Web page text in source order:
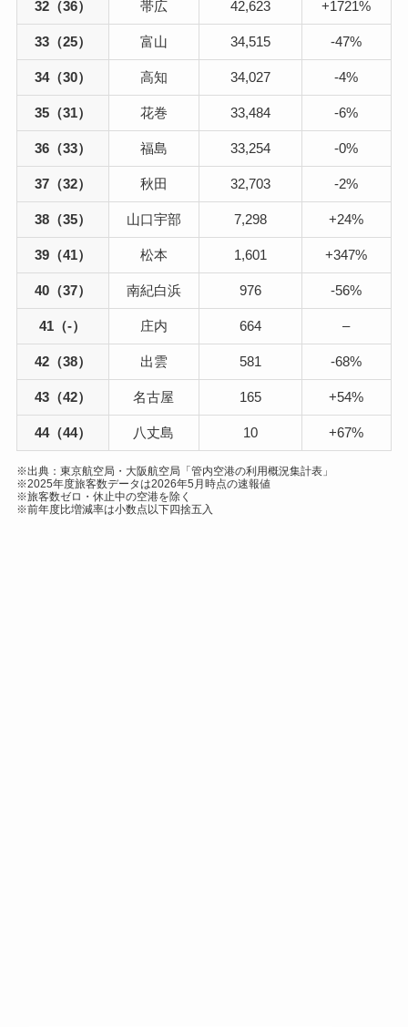
32（36） 帯広 42,623 +1721%
33（25） 富山 34,515 -47%
34（30） 高知 34,027 -4%
35（31） 花巻 33,484 -6%
36（33） 福島 33,254 -0%
37（32） 秋田 32,703 -2%
38（35） 山口宇部 7,298 +24%
39（41） 松本 1,601 +347%
40（37） 南紀白浜 976 -56%
41（-） 庄内 664 –
42（38） 出雲 581 -68%
43（42） 名古屋 165 +54%
44（44） 八丈島 10 +67%
※出典：東京航空局・大阪航空局「管内空港の利用概況集計表」
※2025年度旅客数データは2026年5月時点の速報値
※旅客数ゼロ・休止中の空港を除く
※前年度比増減率は小数点以下四捨五入